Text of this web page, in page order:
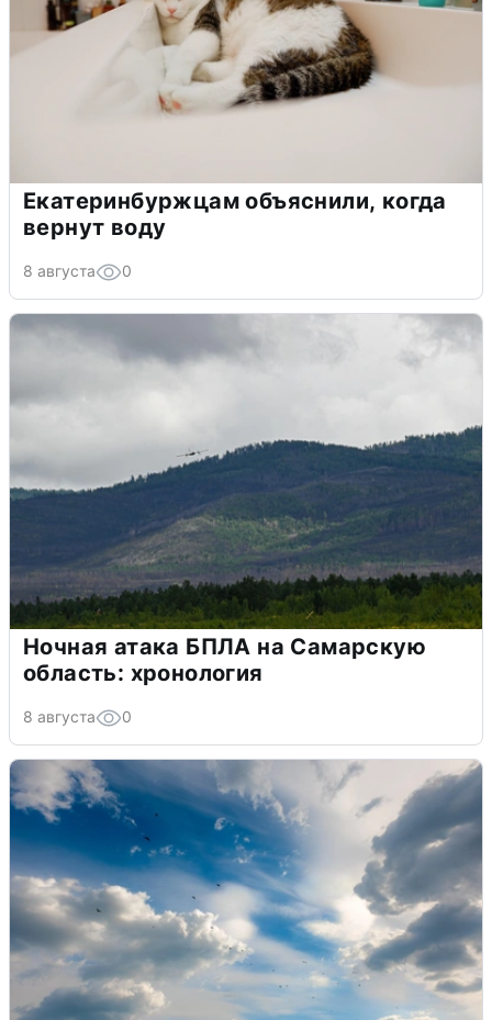
Екатеринбуржцам объяснили, когда
вернут воду
8 августа 0
Ночная атака БПЛА на Самарскую
область: хронология
8 августа 0